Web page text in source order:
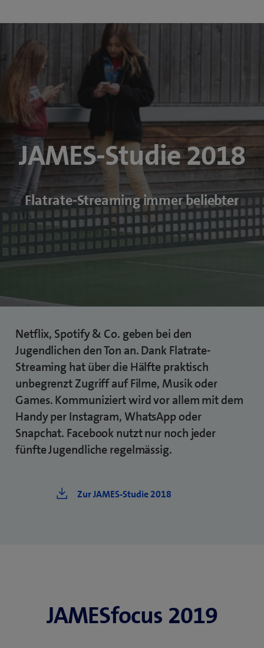
JAMES-Studie 2018
Flatrate-Streaming immer beliebter
Netflix, Spotify & Co. geben bei den
Jugendlichen den Ton an. Dank Flatrate-
Streaming hat über die Hälfte praktisch
unbegrenzt Zugriff auf Filme, Musik oder
Games. Kommuniziert wird vor allem mit dem
Handy per Instagram, WhatsApp oder
Snapchat. Facebook nutzt nur noch jeder
fünfte Jugendliche regelmässig.
Zur JAMES-Studie 2018
JAMESfocus 2019